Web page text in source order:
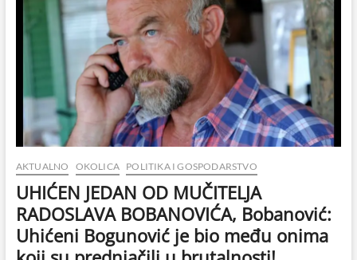
AKTUALNO OKOLICA POLITIKA I GOSPODARSTVO
UHIĆEN JEDAN OD MUČITELJA
RADOSLAVA BOBANOVIĆA, Bobanović:
Uhićeni Bogunović je bio među onima